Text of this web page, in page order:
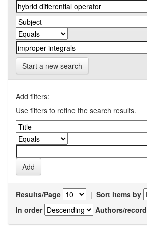
Start a new search
Add filters:
Use filters to refine the search results.
Results/Page | Sort items by
In order
Authors/record